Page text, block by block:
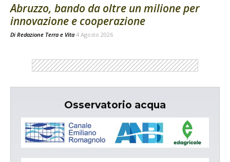
Abruzzo, bando da oltre un milione per
innovazione e cooperazione
Di Redazione Terra e Vita 4 Agosto 2026
Osservatorio acqua